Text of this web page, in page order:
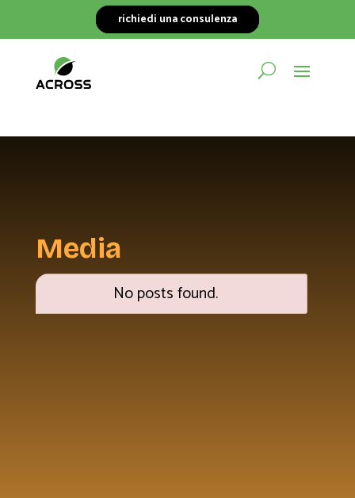
richiedi una consulenza
Media
No posts found.